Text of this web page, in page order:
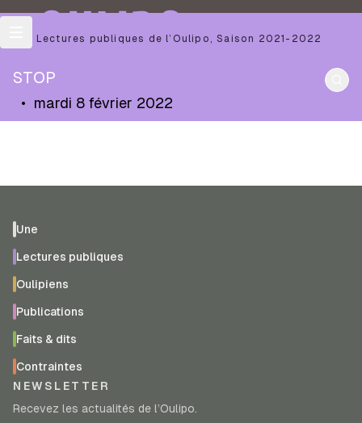
OULIPO
Les Lectures publiques de l’Oulipo ,Saison 2021-2022
STOP
• mardi 8 février 2022
Une
Lectures publiques
Oulipiens
Publications
Faits & dits
Contraintes
NEWSLETTER
Recevez les actualités de l’Oulipo.